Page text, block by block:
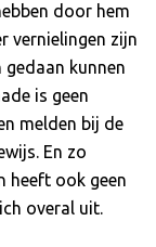
door hem
vernielingen zijn
kunnen
is geen
melden bij de
En zo
heeft ook geen
overal uit.